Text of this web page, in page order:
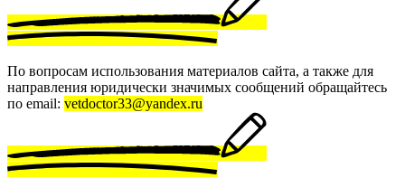
По вопросам использования материалов сайта, а также для
направления юридически значимых сообщений обращайтесь
по email: vetdoctor33@yandex.ru